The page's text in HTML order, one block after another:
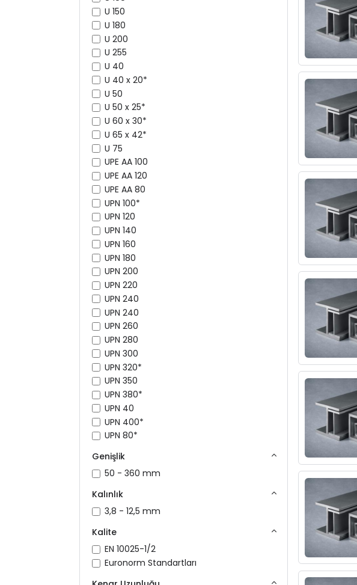
U 150
U 180
U 200
U 255
U 40
U 40 x 20*
U 50
U 50 x 25*
U 60 x 30*
U 65 x 42*
U 75
UPE AA 100
UPE AA 120
UPE AA 80
UPN 100*
UPN 120
UPN 140
UPN 160
UPN 180
UPN 200
UPN 220
UPN 240
UPN 240
UPN 260
UPN 280
UPN 300
UPN 320*
UPN 350
UPN 380*
UPN 40
UPN 400*
UPN 80*
Genişlik
50 - 360 mm
Kalınlık
3,8 - 12,5 mm
Kalite
EN 10025-1/2
Euronorm Standartları